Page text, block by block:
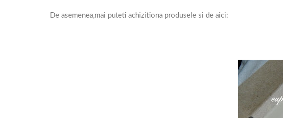
De asemenea,mai puteti achizitiona produsele si de aici: